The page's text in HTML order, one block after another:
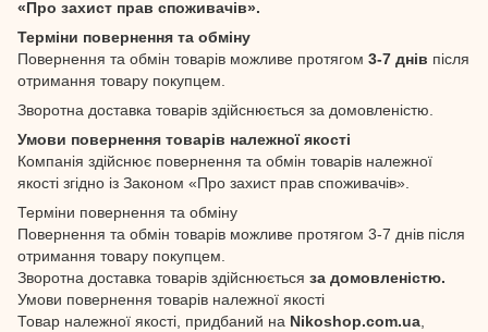
«Про захист прав споживачів».
Терміни повернення та обміну
Повернення та обмін товарів можливе протягом 3-7 днів після
отримання товару покупцем.
Зворотна доставка товарів здійснюється за домовленістю.
Умови повернення товарів належної якості
Компанія здійснює повернення та обмін товарів належної
якості згідно із Законом «Про захист прав споживачів».
Терміни повернення та обміну
Повернення та обмін товарів можливе протягом 3-7 днів після
отримання товару покупцем.
Зворотна доставка товарів здійснюється за домовленістю.
Умови повернення товарів належної якості
Товар належної якості, придбаний на Nikoshop.com.ua